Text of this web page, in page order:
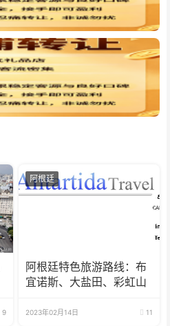
9
阿根廷
阿根廷特色旅游路线：布
宜诺斯、大盐田、彩虹山
2023年02月14日 11